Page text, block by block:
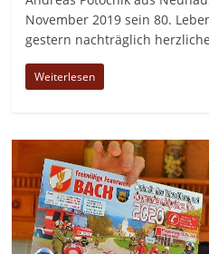
November 2019 sein 80.
gestern nachträglich
Weiterlesen